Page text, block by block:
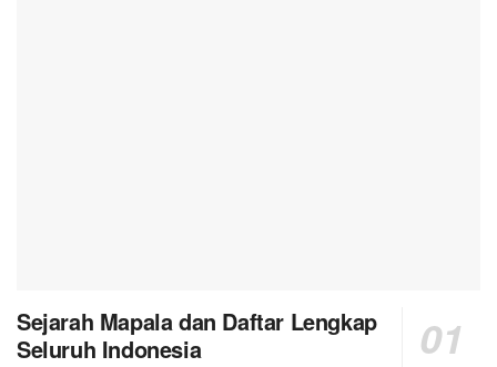
Sejarah Mapala dan Daftar Lengkap
Seluruh Indonesia